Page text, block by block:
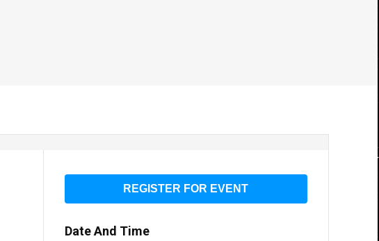
REGISTER FOR EVENT
Date And Time